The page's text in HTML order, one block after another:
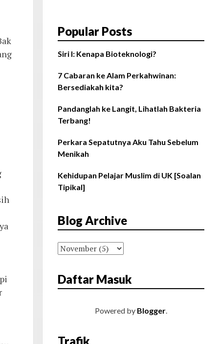
Popular Posts
Siri I: Kenapa Bioteknologi?
7 Cabaran ke Alam Perkahwinan:
Bersediakah kita?
Pandanglah ke Langit, Lihatlah Bakteria
Terbang!
Perkara Sepatutnya Aku Tahu Sebelum
Menikah
Kehidupan Pelajar Muslim di UK [Soalan
Tipikal]
Blog Archive
Daftar Masuk
Powered by Blogger.
Trafik